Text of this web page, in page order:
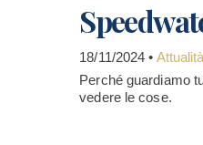
18/11/2024 • Attualità
Perché guardiamo
vedere le cose.